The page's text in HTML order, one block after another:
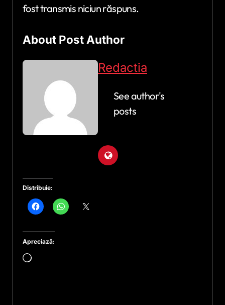
fost transmis niciun răspuns.
About Post Author
Redactia
See author's
posts
Distribuie:
Apreciază:
Încarc...